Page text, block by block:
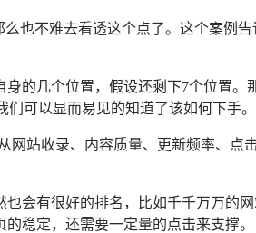
也不难去看透这个点了。这个案例
的几个位置，假设还剩下7个位置。
可以显而易见的知道了该如何下手。
站收录、内容质量、更新频率、点
会有很好的排名，比如千千万万的
稳定，还需要一定量的点击来支撑。